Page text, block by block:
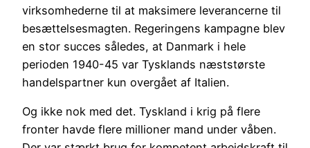
virksomhederne til at maksimere leverancerne til
besættelsesmagten. Regeringens kampagne blev
en stor succes således, at Danmark i hele
perioden 1940-45 var Tysklands næststørste
handelspartner kun overgået af Italien.
Og ikke nok med det. Tyskland i krig på flere
fronter havde flere millioner mand under våben.